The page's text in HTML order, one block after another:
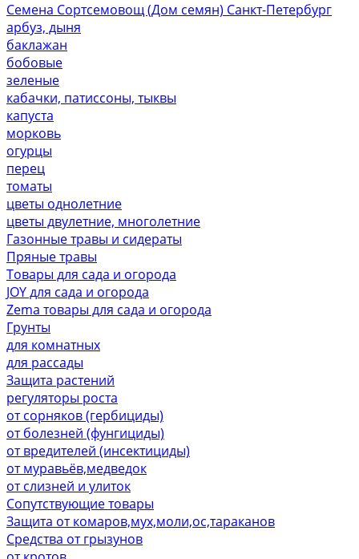
Семена Сортсемовощ (Дом семян) Санкт-Петербург
арбуз, дыня
баклажан
бобовые
зеленые
кабачки, патиссоны, тыквы
капуста
морковь
огурцы
перец
томаты
цветы однолетние
цветы двулетние, многолетние
Газонные травы и сидераты
Пряные травы
Товары для сада и огорода
JOY для сада и огорода
Zema товары для сада и огорода
Грунты
для комнатных
для рассады
Защита растений
регуляторы роста
от сорняков (гербициды)
от болезней (фунгициды)
от вредителей (инсектициды)
от муравьёв,медведок
от слизней и улиток
Сопутствующие товары
Защита от комаров,мух,моли,ос,тараканов
Средства от грызунов